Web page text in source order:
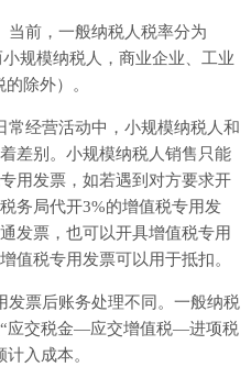
前，一般纳税人税率分为
规模纳税人，商业企业、工业
除外）。
经营活动中，小规模纳税人和
差别。小规模纳税人销售只能
用发票，如若遇到对方要求开
务局代开3%的增值税专用发
发票，也可以开具增值税专用
值税专用发票可以用于抵扣。
票后账务处理不同。一般纳税
应交税金—应交增值税—进项税
入成本。